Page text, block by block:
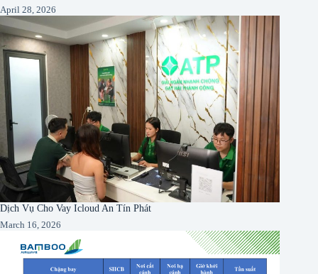
April 28, 2026
Dịch Vụ Cho Vay Icloud An Tín Phát
March 16, 2026